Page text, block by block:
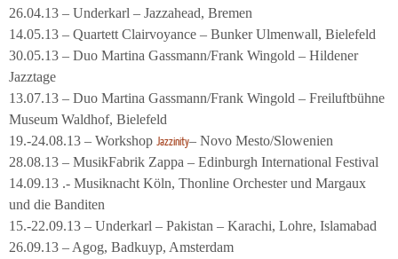
26.04.13 – Underkarl – Jazzahead, Bremen
14.05.13 – Quartett Clairvoyance – Bunker Ulmenwall, Bielefeld
30.05.13 – Duo Martina Gassmann/Frank Wingold – Hildener
Jazztage
13.07.13 – Duo Martina Gassmann/Frank Wingold – Freiluftbühne
Museum Waldhof, Bielefeld
19.-24.08.13 – Workshop Jazzinity– Novo Mesto/Slowenien
28.08.13 – MusikFabrik Zappa – Edinburgh International Festival
14.09.13 .- Musiknacht Köln, Thonline Orchester und Margaux
und die Banditen
15.-22.09.13 – Underkarl – Pakistan – Karachi, Lohre, Islamabad
26.09.13 – Agog, Badkuyp, Amsterdam